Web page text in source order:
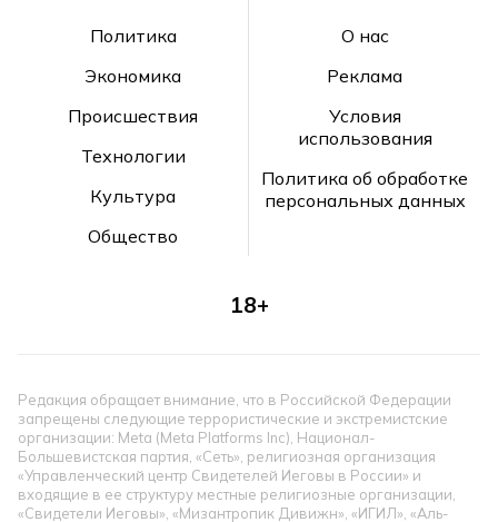
Политика
Экономика
Происшествия
Технологии
Культура
Общество
О нас
Реклама
Условия
использования
Политика об обработке
персональных данных
18+
Редакция обращает внимание, что в Российской Федерации
запрещены следующие террористические и экстремистские
организации: Meta (Meta Platforms Inc), Национал-
Большевистская партия, «Сеть», религиозная организация
«Управленческий центр Свидетелей Иеговы в России» и
входящие в ее структуру местные религиозные организации,
«Свидетели Иеговы», «Мизантропик Дивижн», «ИГИЛ», «Аль-